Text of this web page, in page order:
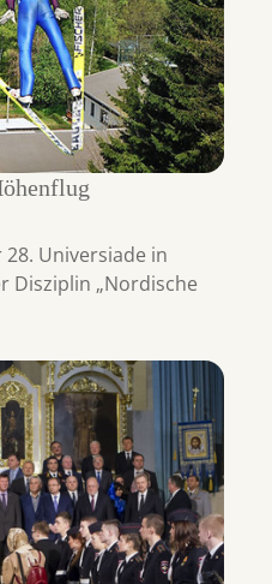
Universiade in
Disziplin „Nordische